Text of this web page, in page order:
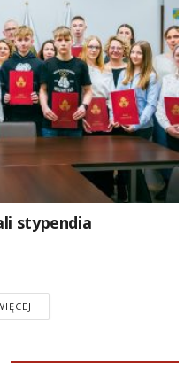
stypendia